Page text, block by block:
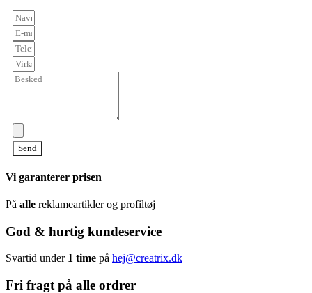
Send
Vi garanterer prisen
På alle reklameartikler og profiltøj
God & hurtig kundeservice
Svartid under 1 time på hej@creatrix.dk
Fri fragt på alle ordrer